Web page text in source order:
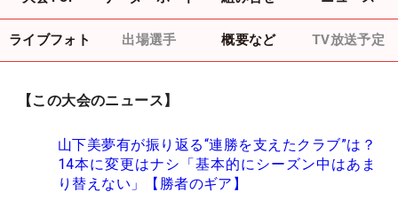
ライブフォト 出場選手 概要など TV放送予定
【この大会のニュース】
山下美夢有が振り返る“連勝を支えたクラブ”は？
14本に変更はナシ「基本的にシーズン中はあま
り替えない」【勝者のギア】